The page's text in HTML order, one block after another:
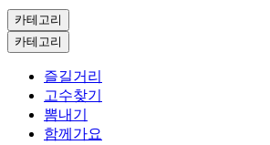
카테고리
카테고리
즐길거리
고수찾기
뽐내기
함께가요